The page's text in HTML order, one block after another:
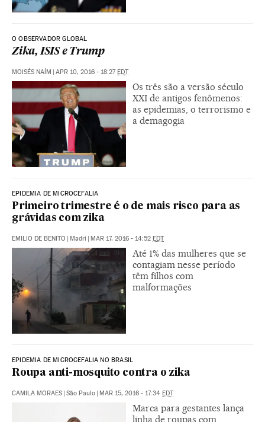
O OBSERVADOR GLOBAL
Zika, ISIS e Trump
MOISÉS NAÍM | APR 10, 2016 - 18:27EDT
Os três são a versão século
XXI de antigos fenômenos:
as epidemias, o terrorismo e
a demagogia
EPIDEMIA DE MICROCEFALIA
Primeiro trimestre é o de mais risco para as
grávidas com zika
EMILIO DE BENITO | Madri | MAR 17, 2016 - 14:52 EDT
Até 1% das mulheres que se
contagiam nesse período
têm filhos com
malformações
EPIDEMIA DE MICROCEFALIA NO BRASIL
Roupa anti-mosquito contra o zika
CAMILA MORAES | São Paulo | MAR 15, 2016 - 17:34 EDT
Marca para gestantes lança
linha de roupas com